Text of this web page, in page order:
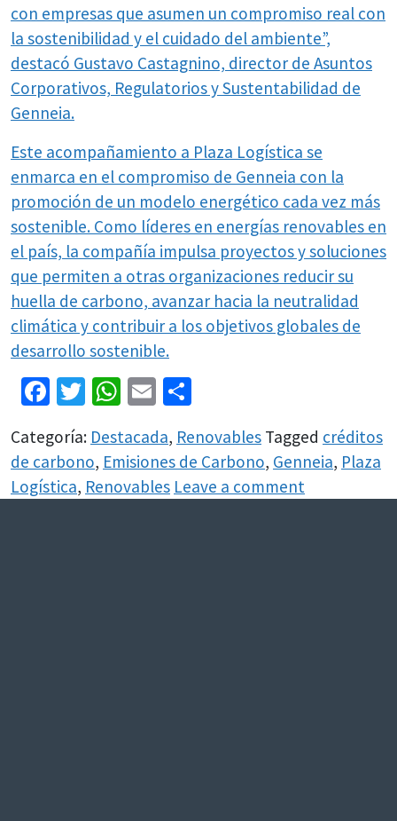
con empresas que asumen un compromiso real con
la sostenibilidad y el cuidado del ambiente”,
destacó Gustavo Castagnino, director de Asuntos
Corporativos, Regulatorios y Sustentabilidad de
Genneia.
Este acompañamiento a Plaza Logística se
enmarca en el compromiso de Genneia con la
promoción de un modelo energético cada vez más
sostenible. Como líderes en energías renovables en
el país, la compañía impulsa proyectos y soluciones
que permiten a otras organizaciones reducir su
huella de carbono, avanzar hacia la neutralidad
climática y contribuir a los objetivos globales de
desarrollo sostenible.
Facebook
Twitter
WhatsApp
Email
Categoría: Destacada, Renovables Tagged créditos
de carbono, Emisiones de Carbono, Genneia, Plaza
Logística, Renovables Leave a comment